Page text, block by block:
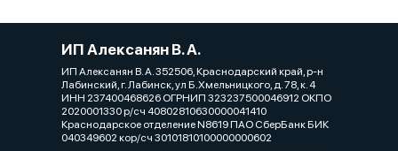
ИП Алексанян В. А.
ИП Алексанян В. А. 352506, Краснодарский край, р-н
Лабинский, г. Лабинск, ул Б.Хмельницкого, д. 78, к. 4
ИНН 237400468626 ОГРНИП 323237500046912 ОКПО
2020001330 р/сч 40802810630000041410
Краснодарское отделение N8619 ПАО СберБанк БИК
040349602 кор/сч 30101810100000000602